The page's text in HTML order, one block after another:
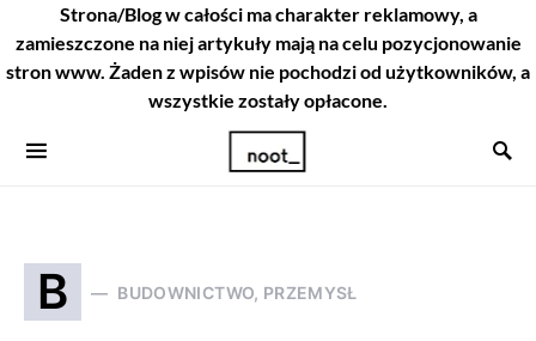
Strona/Blog w całości ma charakter reklamowy, a
zamieszczone na niej artykuły mają na celu pozycjonowanie
stron www. Żaden z wpisów nie pochodzi od użytkowników, a
wszystkie zostały opłacone.
B BUDOWNICTWO, PRZEMYSŁ